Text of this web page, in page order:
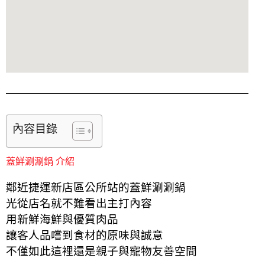
內容目錄
蓋鮮涮涮鍋 介紹
鄰近捷運新店區公所站的蓋鮮涮涮鍋
光從店名就不難看出主打內容
用新鮮海鮮與優質肉品
讓客人品嚐到食材的原味與誠意
不僅如此這裡還是親子與寵物友善空間